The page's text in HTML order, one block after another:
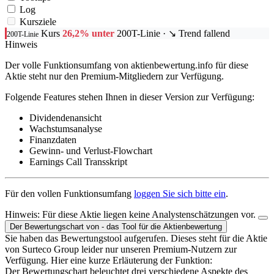
Log
Kursziele
200T-Linie Kurs 26,2% unter 200T-Linie · ↘ Trend fallend
Hinweis
Der volle Funktionsumfang von aktienbewertung.info für diese
Aktie steht nur den Premium-Mitgliedern zur Verfügung.
Folgende Features stehen Ihnen in dieser Version zur Verfügung:
Dividendenansicht
Wachstumsanalyse
Finanzdaten
Gewinn- und Verlust-Flowchart
Earnings Call Transskript
Für den vollen Funktionsumfang loggen Sie sich bitte ein.
Hinweis: Für diese Aktie liegen keine Analystenschätzungen vor.
Der Bewertungschart von - das Tool für die Aktienbewertung
Sie haben das Bewertungstool aufgerufen. Dieses steht für die Aktie
von Surteco Group leider nur unseren Premium-Nutzern zur
Verfügung. Hier eine kurze Erläuterung der Funktion:
Der Bewertungschart beleuchtet drei verschiedene Aspekte des